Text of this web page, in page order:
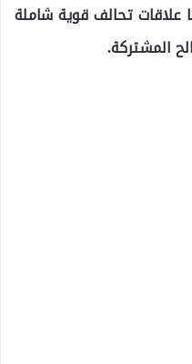
علاقات تحالف قوية شاملة
المشتركة.